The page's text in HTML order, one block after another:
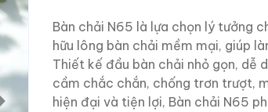
Bàn chải N65 là lựa chọn lý tưởng
hữu lông bàn chải mềm mại, giúp
Thiết kế đầu bàn chải nhỏ gọn, dễ
cầm chắc chắn, chống trơn trượt,
hiện đại và tiện lợi, Bàn chải N65